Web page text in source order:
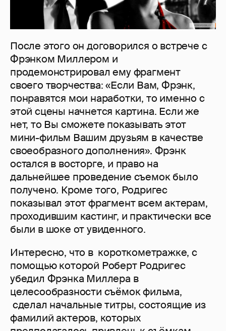
После этого он договорился о встрече с
Фрэнком Миллером и
продемонстрировал ему фрагмент
своего творчества: «Если Вам, Фрэнк,
понравятся мои наработки, то именно с
этой сцены начнется картина. Если же
нет, то Вы сможете показывать этот
мини-фильм Вашим друзьям в качестве
своеобразного дополнения». Фрэнк
остался в восторге, и право на
дальнейшее проведение съемок было
получено. Кроме того, Родригес
показывал этот фрагмент всем актерам,
проходившим кастинг, и практически все
были в шоке от увиденного.
Интересно, что в короткометражке, с
помощью которой Роберт Родригес
убедил Фрэнка Миллера в
целесообразности съёмок фильма,
сделал начальные титры, состоящие из
фамилий актеров, которых